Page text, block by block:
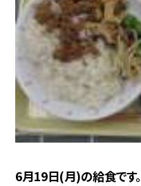
6月19日(月)の給食です。